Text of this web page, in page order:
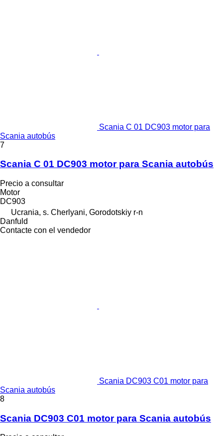
Scania C 01 DC903 motor para
Scania autobús
7
Scania C 01 DC903 motor para Scania autobús
Precio a consultar
Motor
DC903
Ucrania, s. Cherlyani, Gorodotskiy r-n
Danfuld
Contacte con el vendedor
Scania DC903 C01 motor para
Scania autobús
8
Scania DC903 C01 motor para Scania autobús